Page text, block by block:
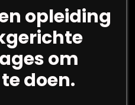
opleiding
om
doen.